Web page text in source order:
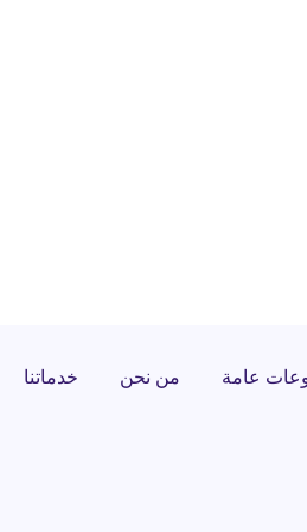
عامة من نحن خدماتنا